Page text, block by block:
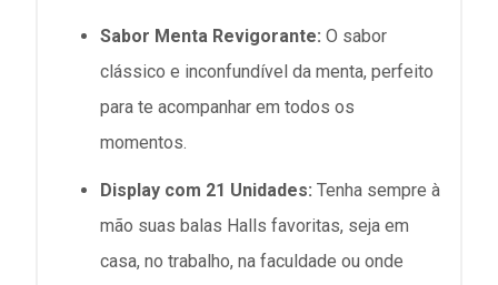
Sabor Menta Revigorante: O sabor
clássico e inconfundível da menta, perfeito
para te acompanhar em todos os
momentos.
Display com 21 Unidades: Tenha sempre à
mão suas balas Halls favoritas, seja em
casa, no trabalho, na faculdade ou onde